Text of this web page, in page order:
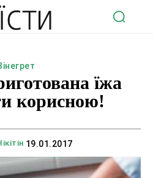
їжа
корисною!
19.01.2017